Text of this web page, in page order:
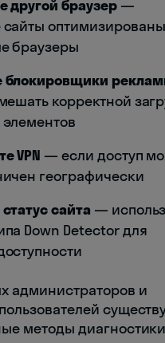
другой браузер—
сайты
браузеры
блокировщики
корректной
VPN — если доступ
географически
сайта —
Down Detector для
администраторов и
методы